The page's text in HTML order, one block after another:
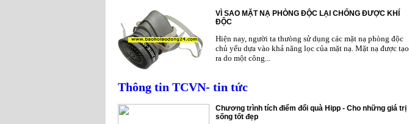
VÌ SAO MẶT NẠ PHÒNG ĐỘC LẠI CHỐNG ĐƯỢC KHÍ
ĐỘC
Hiện nay, người ta thưòng sử dụng các mặt nạ phòng độc
chủ yếu dựa vào khả năng lọc của mặt nạ. Mặt nạ được tạo
ra do một công...
Thông tin TCVN- tin tức
Chương trình tích điểm đổi quà Hipp - Cho những giá trị
sống tốt đẹp